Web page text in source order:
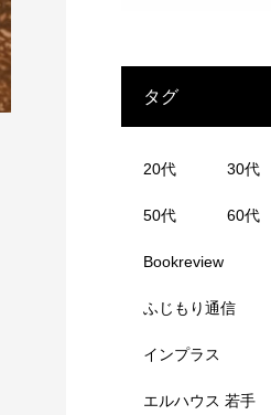
タグ
20代 30代
50代 60代
Bookreview
ふじもり通信
インプラス
エルハウス 若手